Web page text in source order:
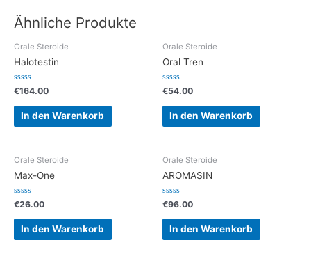
Ähnliche Produkte
Orale Steroide
Halotestin
Bewertet
mit
0
von
€164.00
In den Warenkorb
Orale Steroide
Oral Tren
Bewertet
mit
0
von
€54.00
In den Warenkorb
Orale Steroide
Max-One
Bewertet
mit
0
von
€26.00
In den Warenkorb
Orale Steroide
AROMASIN
Bewertet
mit
0
von
€96.00
In den Warenkorb